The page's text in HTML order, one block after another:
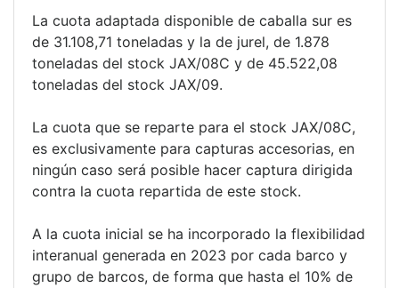
La cuota adaptada disponible de caballa sur es
de 31.108,71 toneladas y la de jurel, de 1.878
toneladas del stock JAX/08C y de 45.522,08
toneladas del stock JAX/09.
La cuota que se reparte para el stock JAX/08C,
es exclusivamente para capturas accesorias, en
ningún caso será posible hacer captura dirigida
contra la cuota repartida de este stock.
A la cuota inicial se ha incorporado la flexibilidad
interanual generada en 2023 por cada barco y
grupo de barcos, de forma que hasta el 10% de